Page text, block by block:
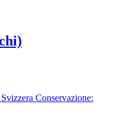
Conservazione: